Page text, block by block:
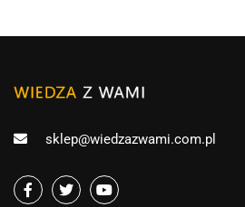
sklep@wiedzazwami.com.pl